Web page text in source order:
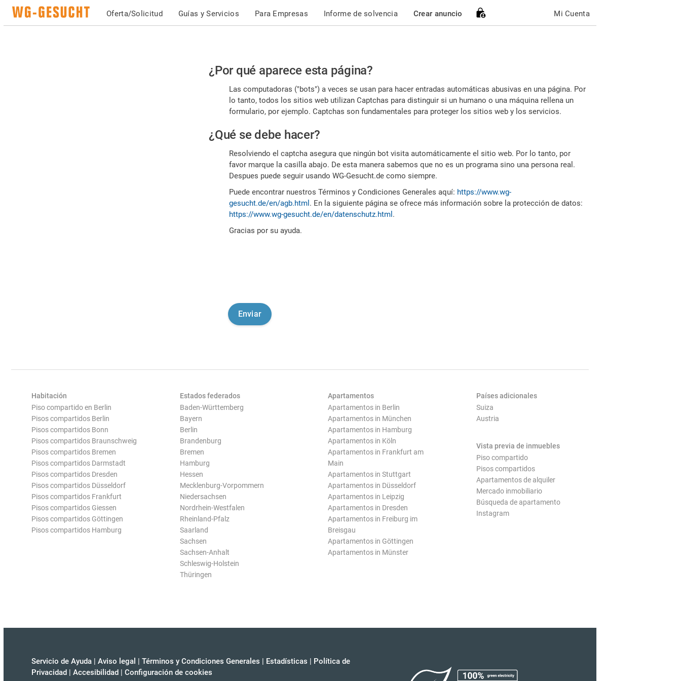
Oferta/Solicitud Guías y Servicios Para Empresas Informe de solvencia Crear anuncio Mi Cuenta
Por
favor,
confirme
es
humano
¿Por qué aparece esta página?
Las computadoras ("bots") a veces se usan para hacer entradas automáticas abusivas en una página. Por
lo tanto, todos los sitios web utilizan Captchas para distinguir si un humano o una máquina rellena un
formulario, por ejemplo. Captchas son fundamentales para proteger los sitios web y los servicios.
¿Qué se debe hacer?
Resolviendo el captcha asegura que ningún bot visita automáticamente el sitio web. Por lo tanto, por
favor marque la casilla abajo. De esta manera sabemos que no es un programa sino una persona real.
Despues puede seguir usando WG-Gesucht.de como siempre.
Puede encontrar nuestros Términos y Condiciones Generales aquí: https://www.wg-
gesucht.de/en/agb.html . En la siguiente página se ofrece más información sobre la protección de datos:
https://www.wg-gesucht.de/en/datenschutz.html .
Gracias por su ayuda.
Habitación
Piso compartido en Berlin
Pisos compartidos Berlin
Pisos compartidos Bonn
Pisos compartidos Braunschweig
Pisos compartidos Bremen
Pisos compartidos Darmstadt
Pisos compartidos Dresden
Pisos compartidos Düsseldorf
Pisos compartidos Frankfurt
Pisos compartidos Giessen
Pisos compartidos Göttingen
Pisos compartidos Hamburg
Estados federados
Baden-Württemberg
Bayern
Berlin
Brandenburg
Bremen
Hamburg
Hessen
Mecklenburg-Vorpommern
Niedersachsen
Nordrhein-Westfalen
Rheinland-Pfalz
Saarland
Sachsen
Sachsen-Anhalt
Schleswig-Holstein
Thüringen
Apartamentos
Apartamentos in Berlin
Apartamentos in München
Apartamentos in Hamburg
Apartamentos in Köln
Apartamentos in Frankfurt am
Main
Apartamentos in Stuttgart
Apartamentos in Düsseldorf
Apartamentos in Leipzig
Apartamentos in Dresden
Apartamentos in Freiburg im
Breisgau
Apartamentos in Göttingen
Apartamentos in Münster
Países adicionales
Suiza
Austria
Vista previa de inmuebles
Piso compartido
Pisos compartidos
Apartamentos de alquiler
Mercado inmobiliario
Búsqueda de apartamento
Instagram
Servicio de Ayuda | Aviso legal | Términos y Condiciones Generales | Estadísticas | Política de
Privacidad | Accesibilidad | Configuración de cookies